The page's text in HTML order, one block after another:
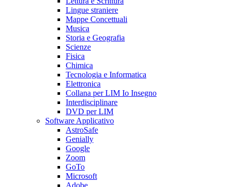
Lingue straniere
Mappe Concettuali
Musica
Storia e Geografia
Scienze
Fisica
Chimica
Tecnologia e Informatica
Elettronica
Collana per LIM Io Insegno
Interdisciplinare
DVD per LIM
Software Applicativo
AstroSafe
Genially
Google
Zoom
GoTo
Microsoft
Adobe